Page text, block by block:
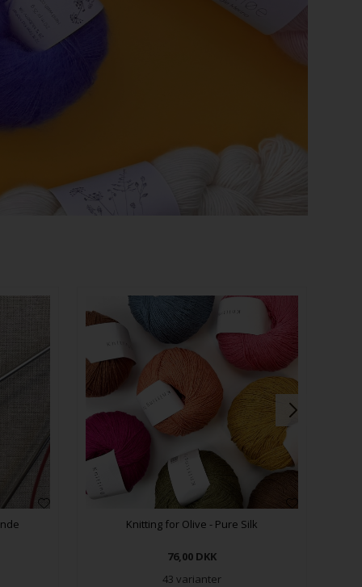
Knitting for Olive - Pure Silk
76,00 DKK
43 varianter